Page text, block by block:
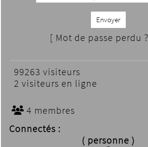
Envoyer
[ Mot de passe perdu ?
99263 visiteurs
2 visiteurs en ligne
4 membres
Connectés :
( personne )